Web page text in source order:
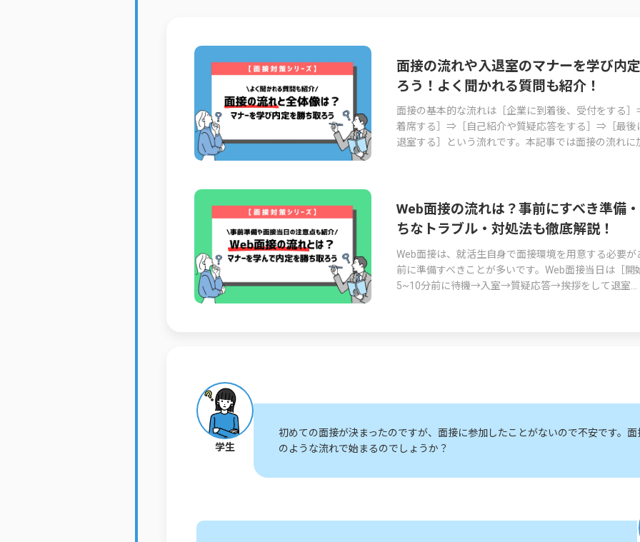
面接の流れや入退室のマナーを学び内
ろう！よく聞かれる質問も紹介！
面接の基本的な流れは［企業に到着後、受付をする］
着席する］⇒［自己紹介や質疑応答をする］⇒［最後
退室する］という流れです。本記事では面接の流れに
Web面接の流れは？事前にすべき準備
ちなトラブル・対処法も徹底解説！
Web面接は、就活生自身で面接環境を用意する必要が
前に準備すべきことが多いです。Web面接当日は［開
5~10分前に待機→入室→質疑応答→挨拶をして退室...
学生
初めての面接が決まったのですが、面接に参加したことがないので不安です。面
のような流れで始まるのでしょうか？